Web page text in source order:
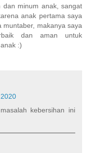
dan minum anak, sangat
anak pertama saya
makanya saya
dan aman untuk
:)
kebersihan ini